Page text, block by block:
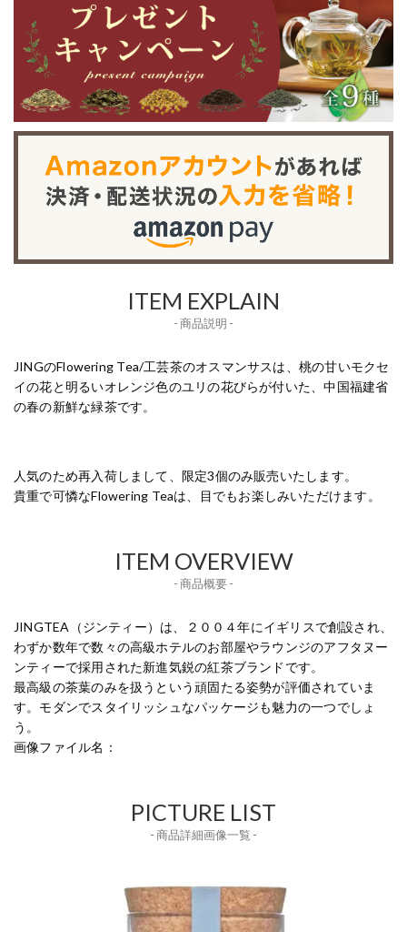
ITEM EXPLAIN
- 商品説明 -
JINGのFlowering Tea/工芸茶のオスマンサスは、桃の甘いモクセ
イの花と明るいオレンジ色のユリの花びらが付いた、中国福建省
の春の新鮮な緑茶です。
人気のため再入荷しまして、限定3個のみ販売いたします。
貴重で可憐なFlowering Teaは、目でもお楽しみいただけます。
ITEM OVERVIEW
- 商品概要 -
JINGTEA（ジンティー）は、２００４年にイギリスで創設され、
わずか数年で数々の高級ホテルのお部屋やラウンジのアフタヌー
ンティーで採用された新進気鋭の紅茶ブランドです。
最高級の茶葉のみを扱うという頑固たる姿勢が評価されていま
す。モダンでスタイリッシュなパッケージも魅力の一つでしょ
う。
画像ファイル名：
PICTURE LIST
- 商品詳細画像一覧 -